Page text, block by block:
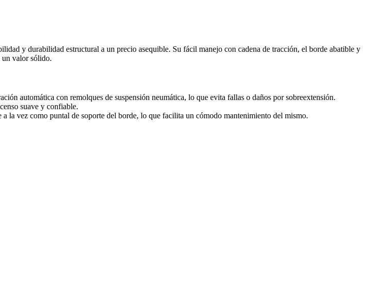
y durabilidad estructural a un precio asequible. Su fácil manejo con cadena de tracción, el borde abatible y
un valor sólido.
automática con remolques de suspensión neumática, lo que evita fallas o daños por sobreextensión.
suave y confiable.
la vez como puntal de soporte del borde, lo que facilita un cómodo mantenimiento del mismo.